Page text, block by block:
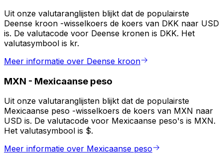
Uit onze valutaranglijsten blijkt dat de populairste
Deense kroon -wisselkoers de koers van DKK naar USD
is. De valutacode voor Deense kronen is DKK. Het
valutasymbool is kr.
Meer informatie over Deense kroon
MXN - Mexicaanse peso
Uit onze valutaranglijsten blijkt dat de populairste
Mexicaanse peso -wisselkoers de koers van MXN naar
USD is. De valutacode voor Mexicaanse peso's is MXN.
Het valutasymbool is $.
Meer informatie over Mexicaanse peso